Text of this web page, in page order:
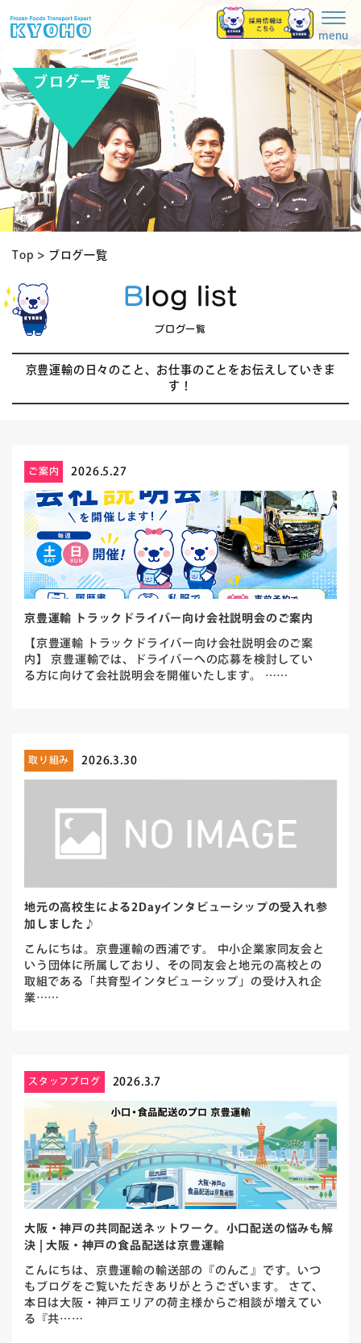
menu
ブログ一覧
Top > ブログ一覧
Blog list
ブログ一覧
京豊運輸の日々のこと、お仕事のことをお伝えしていきま
す！
ご案内 2026.5.27
京豊運輸 トラックドライバー向け会社説明会のご案内
【京豊運輸 トラックドライバー向け会社説明会のご案
内】 京豊運輸では、ドライバーへの応募を検討してい
る方に向けて会社説明会を開催いたします。 ……
取り組み 2026.3.30
地元の高校生による2Dayインタビューシップの受入れ参
加しました♪
こんにちは。京豊運輸の西浦です。 中小企業家同友会と
いう団体に所属しており、その同友会と地元の高校との
取組である「共育型インタビューシップ」の受け入れ企
業……
スタッフブログ 2026.3.7
大阪・神戸の共同配送ネットワーク。小口配送の悩みも解
決 | 大阪・神戸の食品配送は京豊運輸
こんにちは、京豊運輸の輸送部の『のんこ』です。いつ
もブログをご覧いただきありがとうございます。 さて、
本日は大阪・神戸エリアの荷主様からご相談が増えてい
る『共……